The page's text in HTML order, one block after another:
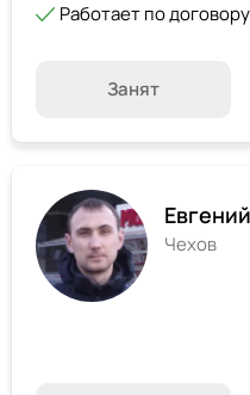
Работает по договору
Занят
Чехов